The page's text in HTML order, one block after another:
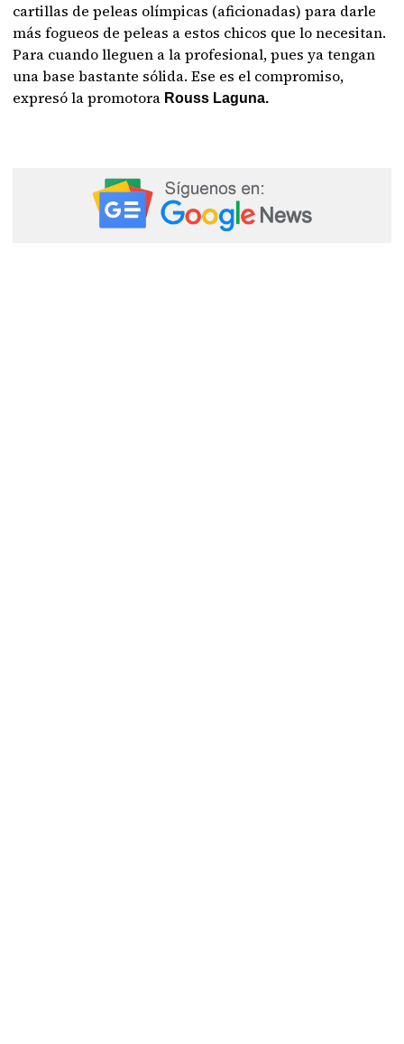
cartillas de peleas olímpicas (aficionadas) para darle
más fogueos de peleas a estos chicos que lo necesitan.
Para cuando lleguen a la profesional, pues ya tengan
una base bastante sólida. Ese es el compromiso,
expresó la promotora Rouss Laguna.